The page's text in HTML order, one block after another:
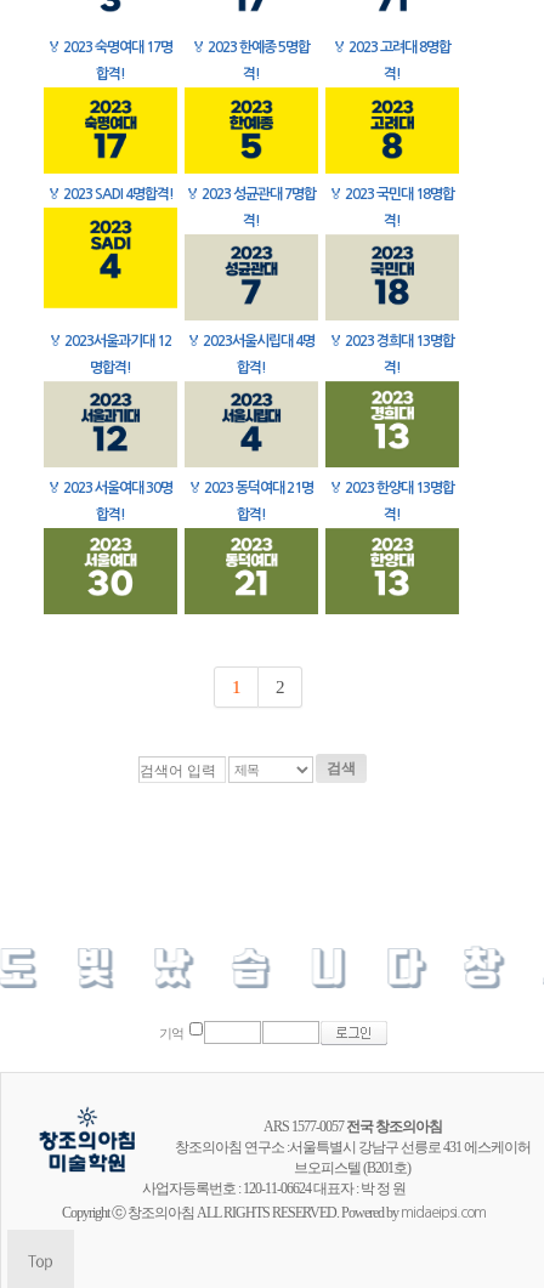
🏅 2023 숙명여대 17명
합격!
🏅 2023 한예종 5명합
격!
🏅 2023 고려대 8명합
격!
🏅 2023 SADI 4명합격! 🏅 2023 성균관대 7명합
격!
🏅 2023 국민대 18명합
격!
🏅 2023서울과기대 12
명합격!
🏅 2023서울시립대 4명
합격!
🏅 2023 경희대 13명합
격!
🏅 2023 서울여대 30명
합격!
🏅 2023 동덕여대 21명
합격!
🏅 2023 한양대 13명합
격!
1 2
검색
기억
ARS 1577-0057전국 창조의아침
창조의아침 연구소 :서울특별시 강남구 선릉로 431 에스케이허
브오피스텔 (B201호)
사업자등록번호 : 120-11-06624 대표자 : 박 정 원
Copyright ⓒ 창조의아침 ALL RIGHTS RESERVED. Powered bymidaeipsi.com